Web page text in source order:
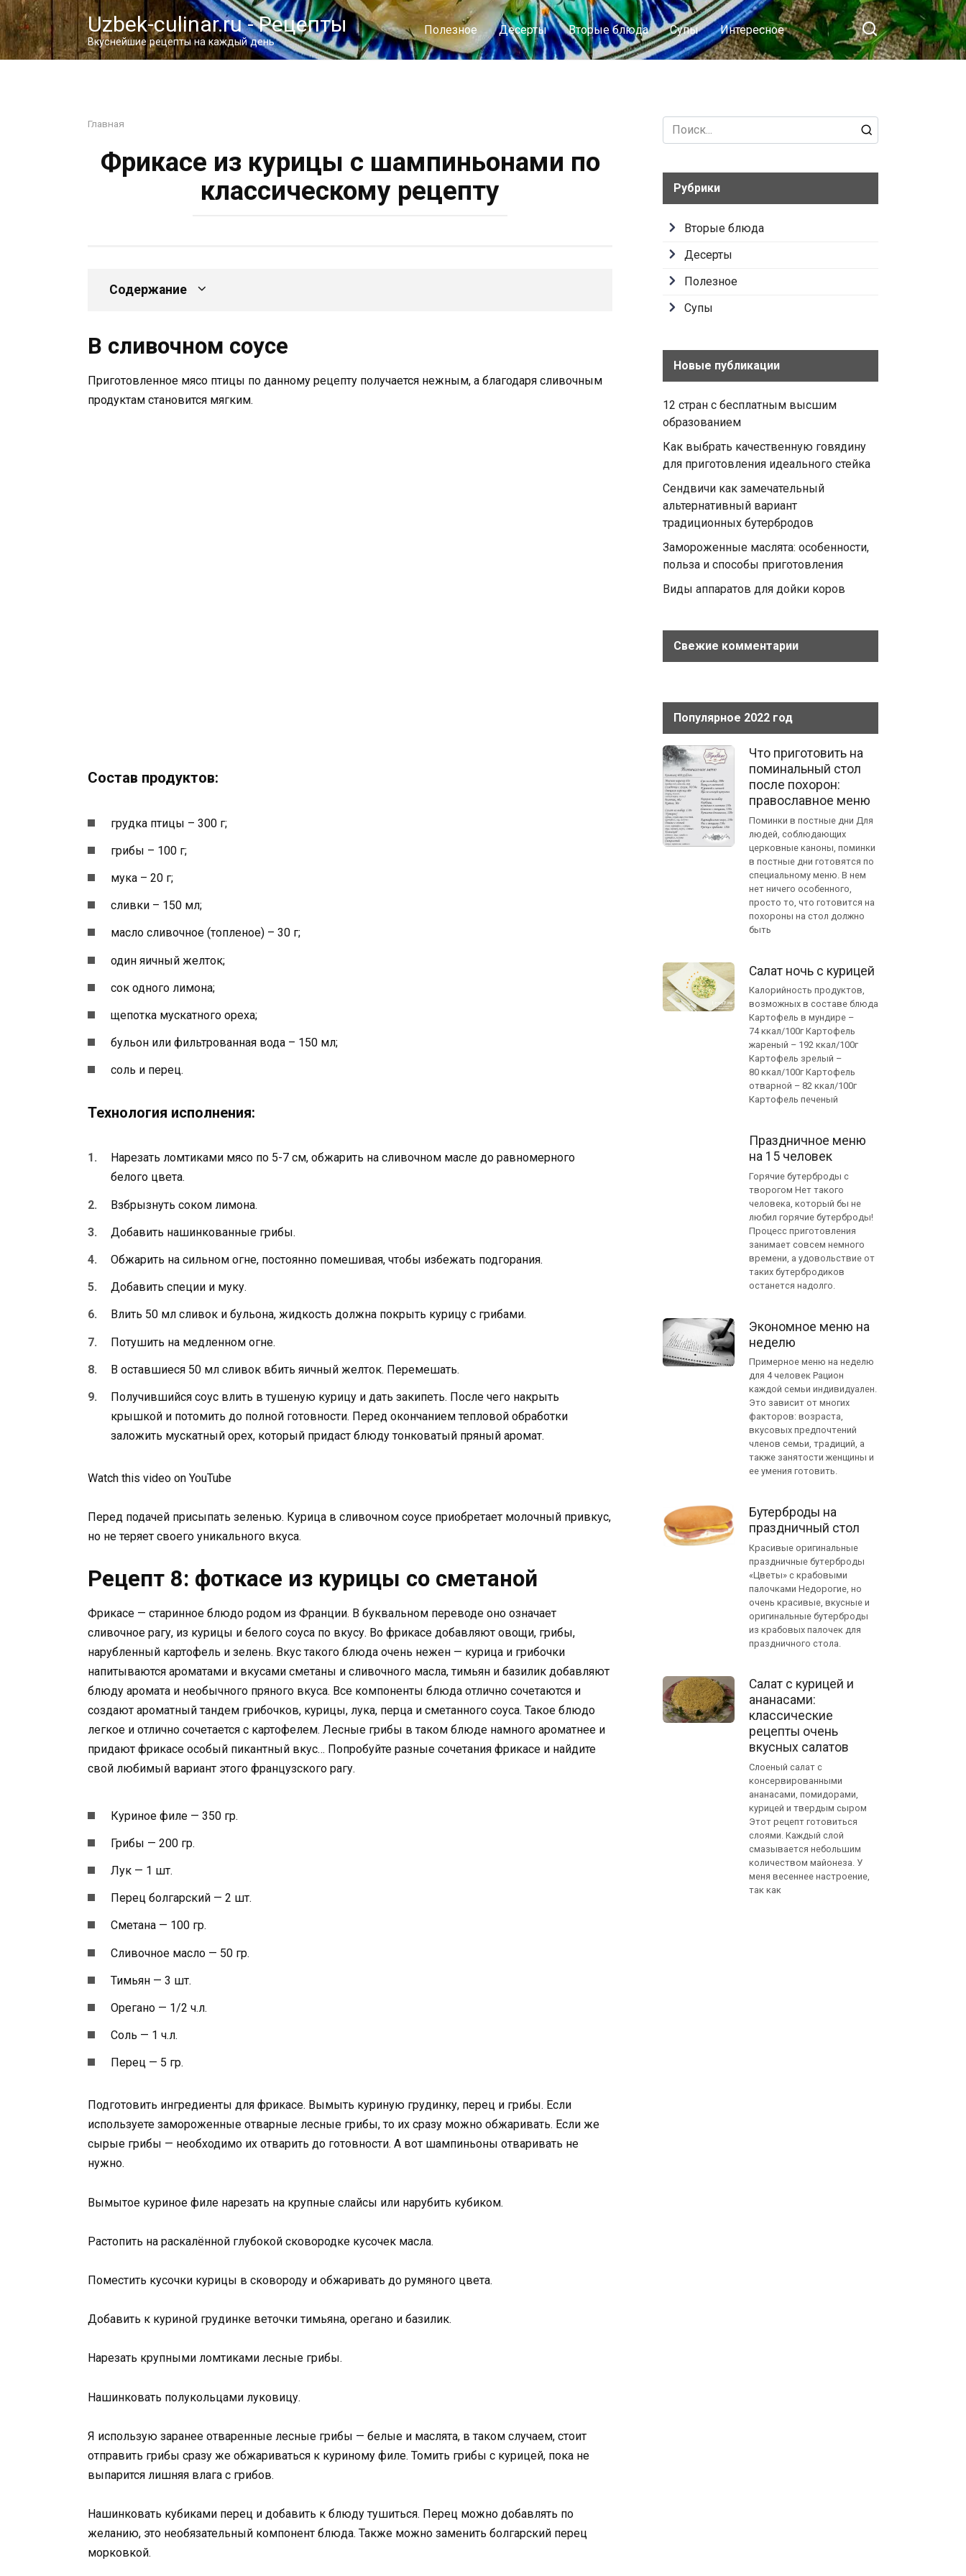
Перейти
к
контенту
Uzbek-culinar.ru - Рецепты
Вкуснейшие рецепты на каждый день
Полезное Десерты Вторые блюда Супы Интересное
Главная
Фрикасе из курицы с шампиньонами по
классическому рецепту
Содержание
В сливочном соусе
Приготовленное мясо птицы по данному рецепту получается нежным, а благодаря сливочным
продуктам становится мягким.
Состав продуктов:
грудка птицы – 300 г;
грибы – 100 г;
мука – 20 г;
сливки – 150 мл;
масло сливочное (топленое) – 30 г;
один яичный желток;
сок одного лимона;
щепотка мускатного ореха;
бульон или фильтрованная вода – 150 мл;
соль и перец.
Технология исполнения:
Нарезать ломтиками мясо по 5-7 см, обжарить на сливочном масле до равномерного
белого цвета.
Взбрызнуть соком лимона.
Добавить нашинкованные грибы.
Обжарить на сильном огне, постоянно помешивая, чтобы избежать подгорания.
Добавить специи и муку.
Влить 50 мл сливок и бульона, жидкость должна покрыть курицу с грибами.
Потушить на медленном огне.
В оставшиеся 50 мл сливок вбить яичный желток. Перемешать.
Получившийся соус влить в тушеную курицу и дать закипеть. После чего накрыть
крышкой и потомить до полной готовности. Перед окончанием тепловой обработки
заложить мускатный орех, который придаст блюду тонковатый пряный аромат.
Watch this video on YouTube
Перед подачей присыпать зеленью. Курица в сливочном соусе приобретает молочный привкус,
но не теряет своего уникального вкуса.
Рецепт 8: фоткасе из курицы со сметаной
Фрикасе — старинное блюдо родом из Франции. В буквальном переводе оно означает
сливочное рагу, из курицы и белого соуса по вкусу. Во фрикасе добавляют овощи, грибы,
нарубленный картофель и зелень. Вкус такого блюда очень нежен — курица и грибочки
напитываются ароматами и вкусами сметаны и сливочного масла, тимьян и базилик добавляют
блюду аромата и необычного пряного вкуса. Все компоненты блюда отлично сочетаются и
создают ароматный тандем грибочков, курицы, лука, перца и сметанного соуса. Такое блюдо
легкое и отлично сочетается с картофелем. Лесные грибы в таком блюде намного ароматнее и
придают фрикасе особый пикантный вкус… Попробуйте разные сочетания фрикасе и найдите
свой любимый вариант этого французского рагу.
Куриное филе — 350 гр.
Грибы — 200 гр.
Лук — 1 шт.
Перец болгарский — 2 шт.
Сметана — 100 гр.
Сливочное масло — 50 гр.
Тимьян — 3 шт.
Орегано — 1/2 ч.л.
Соль — 1 ч.л.
Перец — 5 гр.
Подготовить ингредиенты для фрикасе. Вымыть куриную грудинку, перец и грибы. Если
используете замороженные отварные лесные грибы, то их сразу можно обжаривать. Если же
сырые грибы — необходимо их отварить до готовности. А вот шампиньоны отваривать не
нужно.
Вымытое куриное филе нарезать на крупные слайсы или нарубить кубиком.
Растопить на раскалённой глубокой сковородке кусочек масла.
Поместить кусочки курицы в сковороду и обжаривать до румяного цвета.
Добавить к куриной грудинке веточки тимьяна, орегано и базилик.
Нарезать крупными ломтиками лесные грибы.
Нашинковать полукольцами луковицу.
Я использую заранее отваренные лесные грибы — белые и маслята, в таком случаем, стоит
отправить грибы сразу же обжариваться к куриному филе. Томить грибы с курицей, пока не
выпарится лишняя влага с грибов.
Нашинковать кубиками перец и добавить к блюду тушиться. Перец можно добавлять по
желанию, это необязательный компонент блюда. Также можно заменить болгарский перец
морковкой.
Search
for:
Рубрики
Вторые блюда
Десерты
Полезное
Супы
Новые публикации
12 стран с бесплатным высшим
образованием
Как выбрать качественную говядину
для приготовления идеального стейка
Сендвичи как замечательный
альтернативный вариант
традиционных бутербродов
Замороженные маслята: особенности,
польза и способы приготовления
Виды аппаратов для дойки коров
Свежие комментарии
Популярное 2022 год
Что приготовить на
поминальный стол
после похорон:
православное меню
Поминки в постные дни Для
людей, соблюдающих
церковные каноны, поминки
в постные дни готовятся по
специальному меню. В нем
нет ничего особенного,
просто то, что готовится на
похороны на стол должно
быть
Салат ночь с курицей
Калорийность продуктов,
возможных в составе блюда
Картофель в мундире –
74 ккал/100г Картофель
жареный – 192 ккал/100г
Картофель зрелый –
80 ккал/100г Картофель
отварной – 82 ккал/100г
Картофель печеный
Праздничное меню
на 15 человек
Горячие бутерброды с
творогом Нет такого
человека, который бы не
любил горячие бутерброды!
Процесс приготовления
занимает совсем немного
времени, а удовольствие от
таких бутербродиков
останется надолго.
Экономное меню на
неделю
Примерное меню на неделю
для 4 человек Рацион
каждой семьи индивидуален.
Это зависит от многих
факторов: возраста,
вкусовых предпочтений
членов семьи, традиций, а
также занятости женщины и
ее умения готовить.
Бутерброды на
праздничный стол
Красивые оригинальные
праздничные бутерброды
«Цветы» с крабовыми
палочками Недорогие, но
очень красивые, вкусные и
оригинальные бутерброды
из крабовых палочек для
праздничного стола.
Салат с курицей и
ананасами:
классические
рецепты очень
вкусных салатов
Слоеный салат с
консервированными
ананасами, помидорами,
курицей и твердым сыром
Этот рецепт готовиться
слоями. Каждый слой
смазывается небольшим
количеством майонеза. У
меня весеннее настроение,
так как